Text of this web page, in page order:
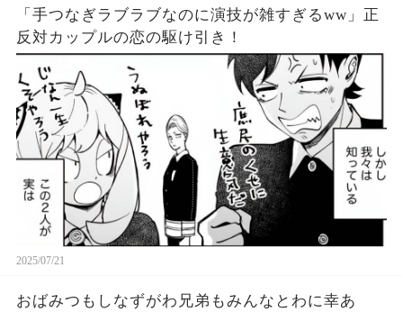
「手つなぎラブラブなのに演技が雑すぎるww」正
反対カップルの恋の駆け引き！
2025/07/21
おばみつもしなずがわ兄弟もみんなとわに幸あ